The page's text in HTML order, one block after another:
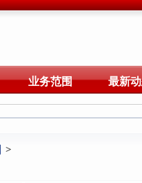
业务范围 最新
>